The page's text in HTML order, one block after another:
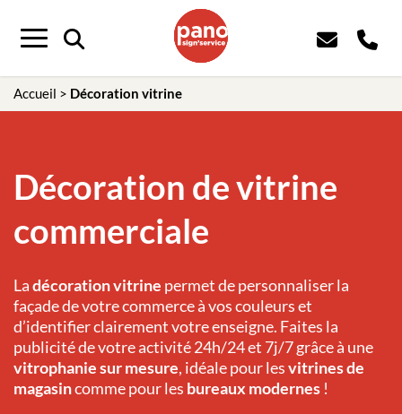
Menu
Accueil > Décoration vitrine
Décoration de vitrine
commerciale
Ladécoration vitrine permet de personnaliser la
façade de votre commerce à vos couleurs et
d’identifier clairement votre enseigne. Faites la
publicité de votre activité 24h/24 et 7j/7 grâce à une
vitrophanie sur mesure, idéale pour lesvitrines de
magasincomme pour les bureaux modernes !
Panneau de gestion des cookies